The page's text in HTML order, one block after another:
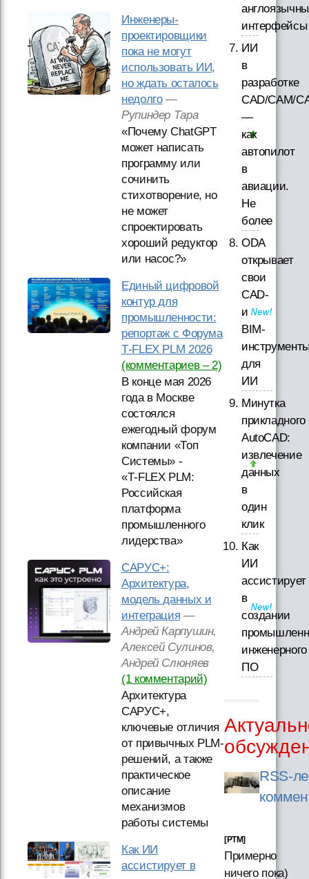
Инженеры-
проектировщики
пока не могут
использовать ИИ,
но ждать осталось
недолго—
Рупиндер Тара
«Почему ChatGPT
может написать
программу или
сочинить
стихотворение, но
не может
спроектировать
хороший редуктор
или насос?»
Единый цифровой
контур для
промышленности:
репортаж с Форума
T‑FLEX PLM 2026
(комментариев – 2)
В конце мая 2026
года в Москве
состоялся
ежегодный форум
компании «Топ
Системы» -
«T‑FLEX PLM:
Российская
платформа
промышленного
лидерства»
САРУС+:
Архитектура,
модель данных и
интеграция —
Андрей Карпушин,
Алексей Сулинов,
Андрей Слюняев
(1 комментарий)
Архитектура
САРУС+,
ключевые отличия
от привычных PLM-
решений, а также
практическое
описание
механизмов
работы системы
Как ИИ
ассистирует в
интерфейсы
ИИ
в
разработке
CAD/CAM/
—
как
автопилот
в
авиации.
Не
более
ODA
открывает
свои
CAD-
и
BIM-
для
ИИ
Минутка
прикладного
AutoCAD:
извлечение
данных
в
один
клик
Как
ИИ
ассистирует
в
создании
инженерного
ПО
RSS-
[PTM]
Примерно
ничего пока)